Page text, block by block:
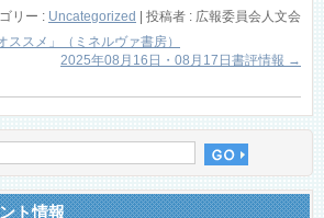
リー : Uncategorized
投稿者 : 広報委員会人文会
ススメ」（ミネルヴァ書房）
2025年08月16日・08月17日書評情報 →
ト情報